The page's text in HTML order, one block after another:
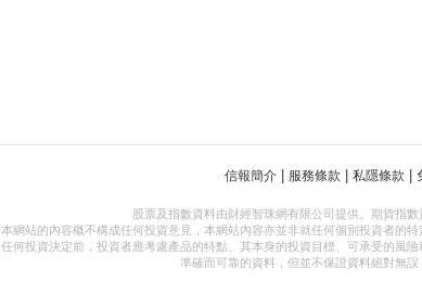
信報簡介 服務條款 私隱條款
股票及指數資料由財經智珠網有限公司提供。期貨指
本網站的內容概不構成任何投資意見，本網站內容亦並非就任何個別投資者的
任何投資決定前，投資者應考慮產品的特點、其本身的投資目標、可承受的風
準確而可靠的資料，但並不保證資料絕對無